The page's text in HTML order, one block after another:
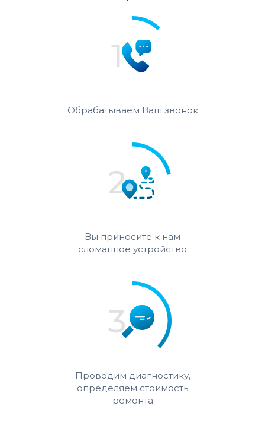
Обрабатываем Ваш звонок
Вы приносите к нам
сломанное устройство
Проводим диагностику,
определяем стоимость
ремонта